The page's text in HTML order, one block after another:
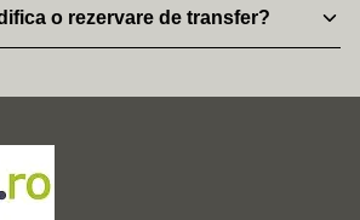
de pasageri si bagaje.
o rezervare de transfer?